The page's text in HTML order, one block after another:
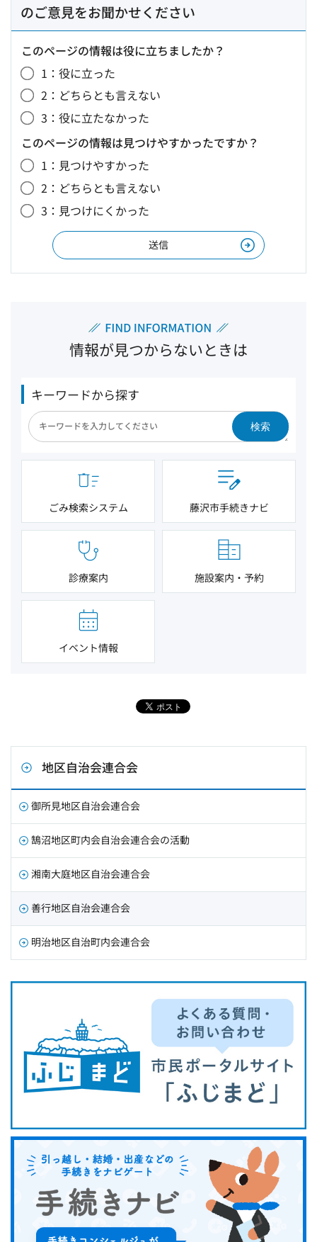
のご意見をお聞かせください
このページの情報は役に立ちましたか？
1：役に立った
2：どちらとも言えない
3：役に立たなかった
このページの情報は見つけやすかったですか？
1：見つけやすかった
2：どちらとも言えない
3：見つけにくかった
情報が見つからないときは
キーワードから探す
検索
ごみ検索システム 藤沢市手続きナビ
診療案内 施設案内・予約
イベント情報
地区自治会連合会
御所見地区自治会連合会
鵠沼地区町内会自治会連合会の活動
湘南大庭地区自治会連合会
善行地区自治会連合会
明治地区自治町内会連合会